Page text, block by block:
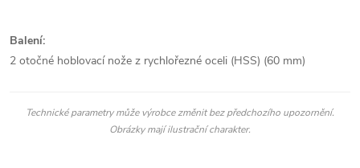
Balení:
2 otočné hoblovací nože z rychlořezné oceli (HSS) (60 mm)
Technické parametry může výrobce změnit bez předchozího upozornění.
Obrázky mají ilustrační charakter.